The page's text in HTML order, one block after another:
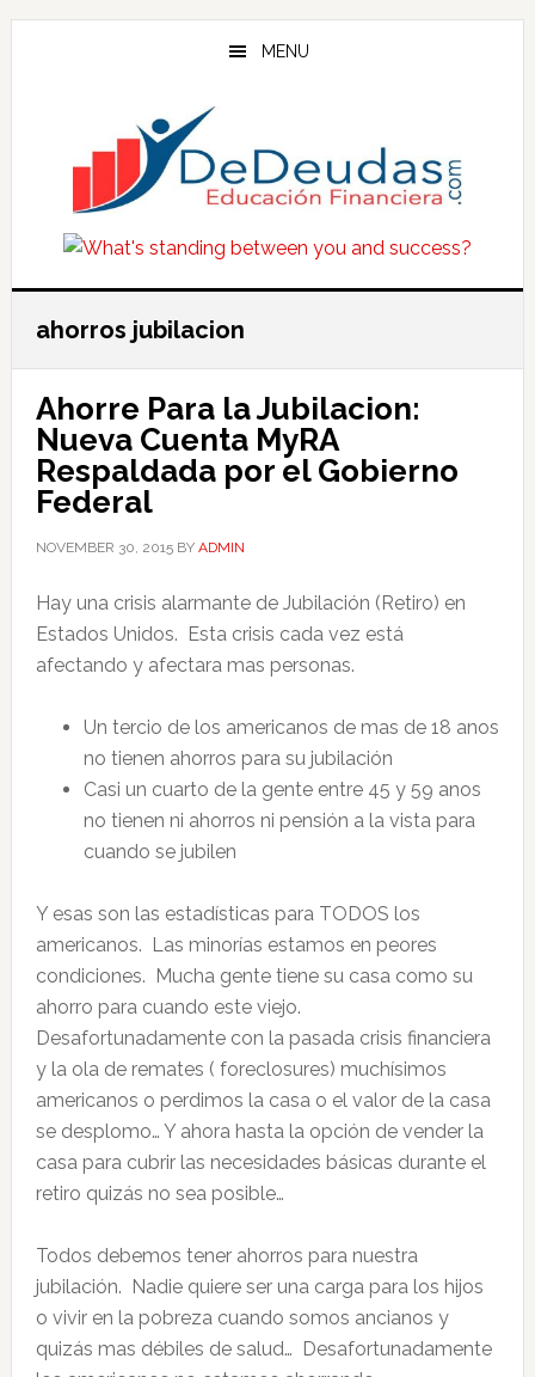
Skip
Skip
Skip
MENU
ahorros jubilacion
Ahorre Para la Jubilacion:
Nueva Cuenta MyRA
Respaldada por el Gobierno
Federal
NOVEMBER 30, 2015BY ADMIN
Hay una crisis alarmante de Jubilación (Retiro) en
Estados Unidos. Esta crisis cada vez está
afectando y afectara mas personas.
Un tercio de los americanos de mas de 18 anos
no tienen ahorros para su jubilación
Casi un cuarto de la gente entre 45 y 59 anos
no tienen ni ahorros ni pensión a la vista para
cuando se jubilen
Y esas son las estadísticas para TODOS los
americanos. Las minorías estamos en peores
condiciones. Mucha gente tiene su casa como su
ahorro para cuando este viejo.
Desafortunadamente con la pasada crisis financiera
y la ola de remates ( foreclosures) muchísimos
americanos o perdimos la casa o el valor de la casa
se desplomo… Y ahora hasta la opción de vender la
casa para cubrir las necesidades básicas durante el
retiro quizás no sea posible…
Todos debemos tener ahorros para nuestra
jubilación. Nadie quiere ser una carga para los hijos
o vivir en la pobreza cuando somos ancianos y
quizás mas débiles de salud… Desafortunadamente